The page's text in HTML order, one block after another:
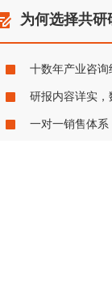
为何选择共研
十数年产业咨
研报内容详实
一对一销售体